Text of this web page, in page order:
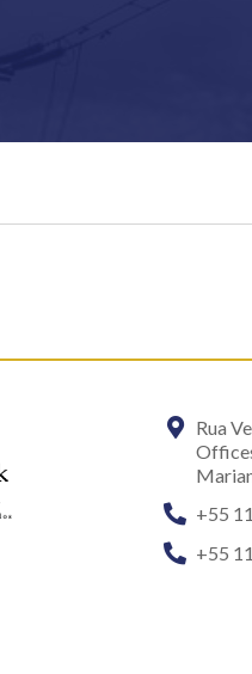
Rua
+55
+55